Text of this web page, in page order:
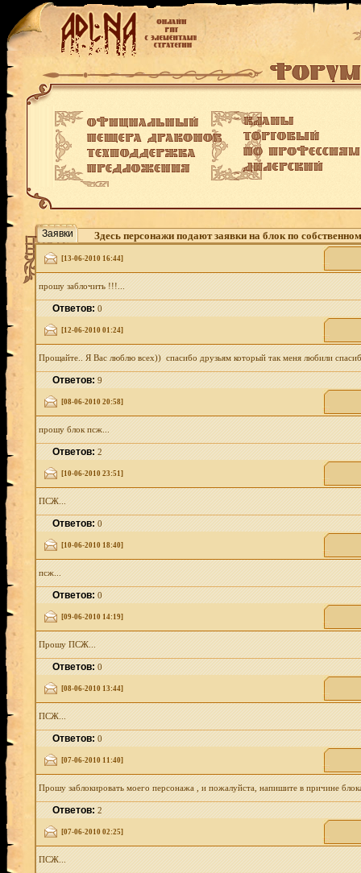
Заявки Здесь персонажи подают заявки на блок по
[13-06-2010 16:44]
прошу заблочить !!!...
Ответов:0
[12-06-2010 01:24]
Прощайте.. Я Вас люблю всех)) спасибо друзьям который так меня любили
Ответов:9
[08-06-2010 20:58]
прошу блок псж...
Ответов:2
[10-06-2010 23:51]
ПСЖ...
Ответов:0
[10-06-2010 18:40]
псж...
Ответов:0
[09-06-2010 14:19]
Прошу ПСЖ...
Ответов:0
[08-06-2010 13:44]
ПСЖ...
Ответов:0
[07-06-2010 11:40]
Прошу заблокировать моего персонажа , и пожалуйста, напишите в причине
Ответов:2
[07-06-2010 02:25]
ПСЖ...